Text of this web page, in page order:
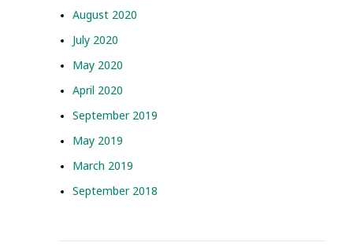
August 2020
July 2020
May 2020
April 2020
September 2019
May 2019
March 2019
September 2018